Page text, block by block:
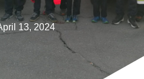
13, 2024